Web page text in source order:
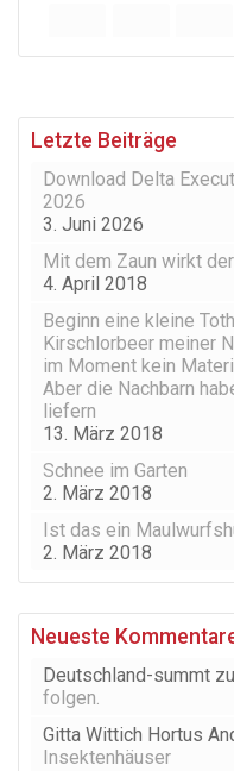
Letzte Beiträge
Download Delta
2026
3. Juni 2026
Mit dem Zaun wirkt
4. April 2018
Beginn eine kleine
Kirschlorbeer meiner
im Moment kein
Aber die Nachbarn
liefern
13. März 2018
Schnee im Garten
2. März 2018
Ist das ein
2. März 2018
Neueste
Deutschland-summt zu
folgen.
Gitta Wittich Hortus
Insektenhäuser